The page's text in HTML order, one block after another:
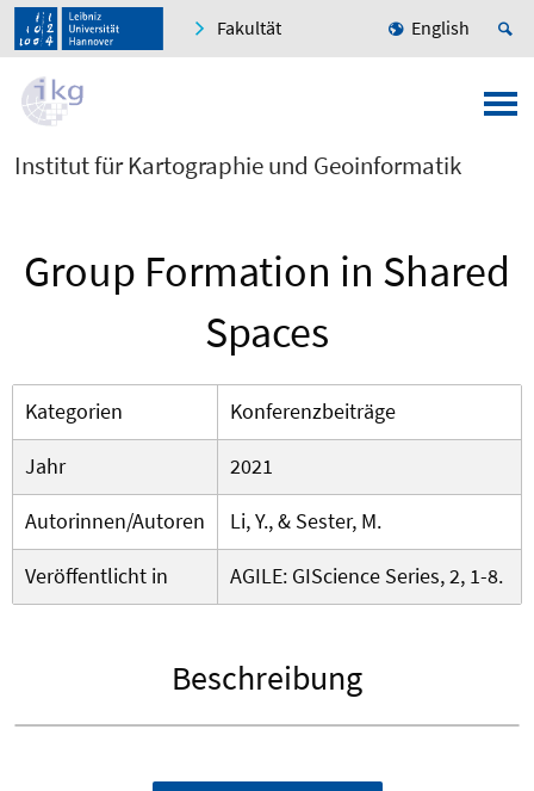
Fakultät English
Institut für Kartographie und Geoinformatik
Group Formation in Shared
Spaces
Kategorien
Konferenzbeiträge
Jahr
2021
Autorinnen/Autoren
Li, Y., & Sester, M.
Veröffentlicht in
AGILE: GIScience Series, 2, 1-8.
Beschreibung